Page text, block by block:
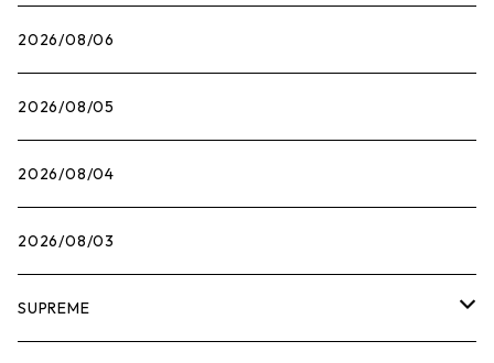
2026/08/06
2026/08/05
2026/08/04
2026/08/03
SUPREME